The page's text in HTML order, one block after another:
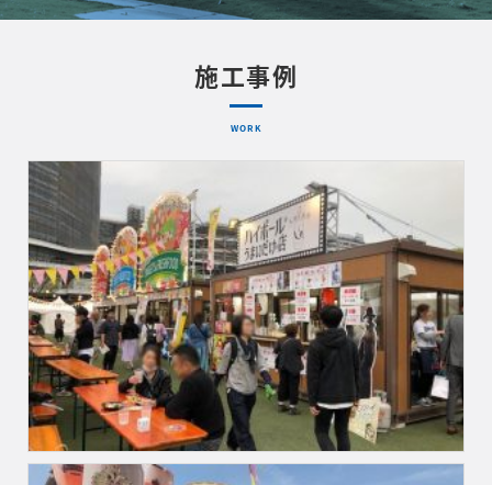
施工事例
WORK